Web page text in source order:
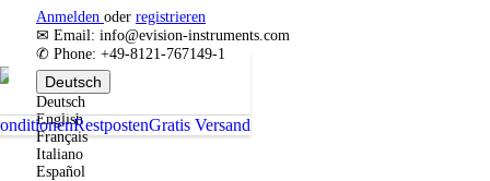
Anmelden oder registrieren
✉ Email: info@evision-instruments.com
✆ Phone: +49-8121-767149-1
Deutsch
Deutsch
English
Français
Italiano
Español
RestpostenGratis Versand